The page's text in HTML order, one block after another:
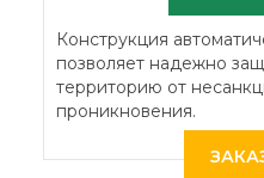
Конструкция
позволяет надежно
территорию от
проникновения.